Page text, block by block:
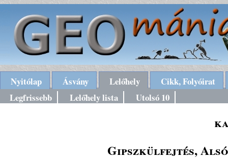
Nyitólap Ásvány Lelőhely
Cikk, Folyóirat
Legfrissebb
Lelőhely lista Utolsó 10
Gipszkülfejtés,